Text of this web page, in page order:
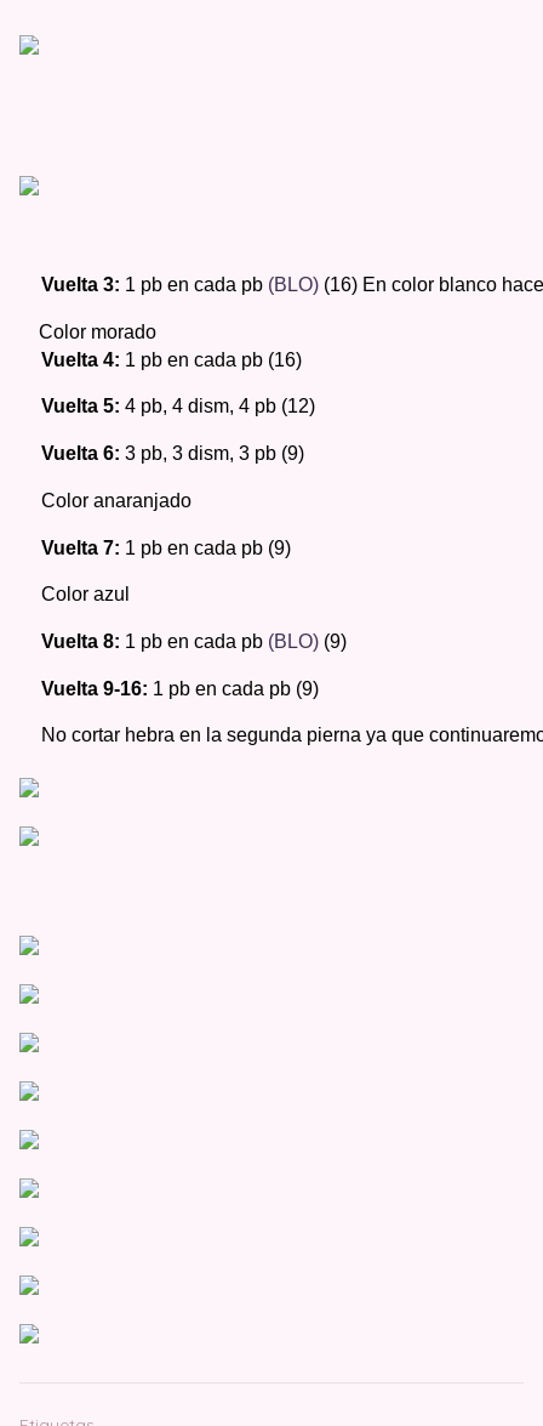
Vuelta 3: 1 pb en cada pb (BLO) (16) En color blanco
Color morado
Vuelta 4: 1 pb en cada pb (16)
Vuelta 5: 4 pb, 4 dism, 4 pb (12)
Vuelta 6: 3 pb, 3 dism, 3 pb (9)
Color anaranjado
Vuelta 7: 1 pb en cada pb (9)
Color azul
Vuelta 8: 1 pb en cada pb (BLO) (9)
Vuelta 9-16: 1 pb en cada pb (9)
No cortar hebra en la segunda pierna ya que